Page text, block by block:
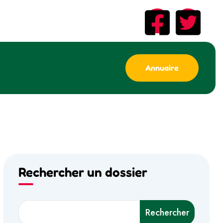
Annuaire
Rechercher un dossier
Rechercher